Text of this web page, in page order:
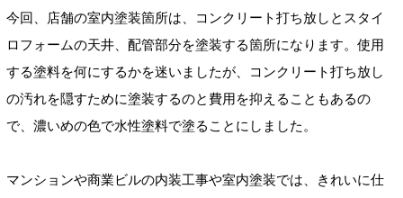
今回、店舗の室内塗装箇所は、コンクリート打ち放しとスタイ
ロフォームの天井、配管部分を塗装する箇所になります。使用
する塗料を何にするかを迷いましたが、コンクリート打ち放し
の汚れを隠すために塗装するのと費用を抑えることもあるの
で、濃いめの色で水性塗料で塗ることにしました。
マンションや商業ビルの内装工事や室内塗装では、きれいに仕